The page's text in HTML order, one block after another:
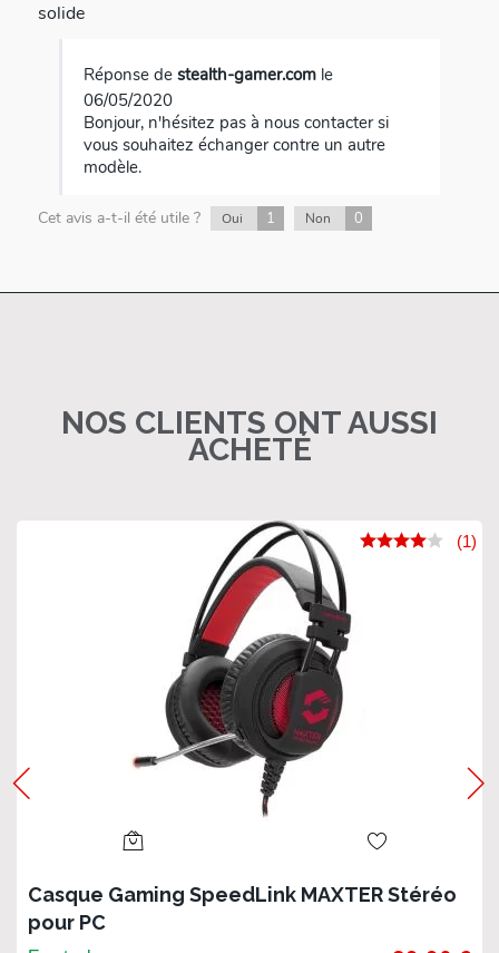
solide
Réponse de stealth-gamer.com le
06/05/2020
Bonjour, n'hésitez pas à nous contacter si
vous souhaitez échanger contre un autre
modèle.
Cet avis a-t-il été utile ? Oui 1 Non 0
NOS CLIENTS ONT AUSSI
ACHETÉ
Casque Gaming SpeedLink MAXTER Stéréo
pour PC
(1)